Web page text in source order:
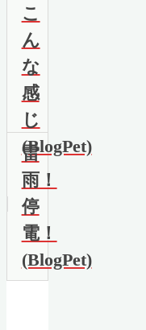
こ
ん
な
感
じ
(BlogPet)
雷
雨！
停
電！
(BlogPet)